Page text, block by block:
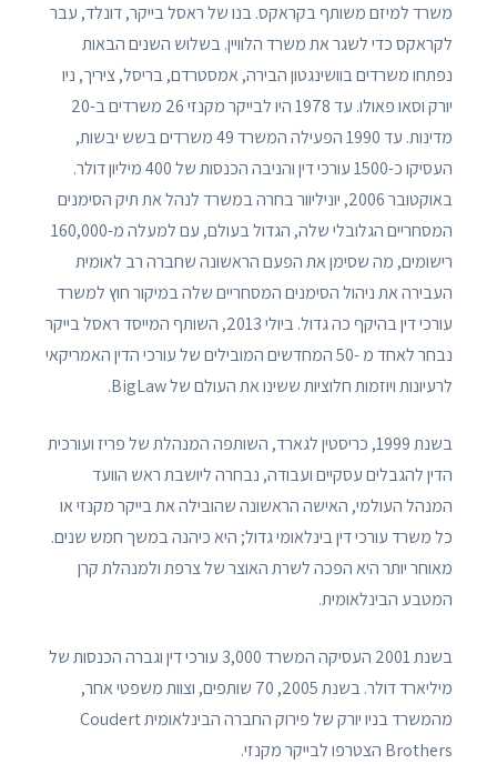
משרד למיזם משותף בקראקס. בנו של ראסל בייקר, דונלד, עבר
לקראקס כדי לשגר את משרד הלוויין. בשלוש השנים הבאות
נפתחו משרדים בוושינגטון הבירה, אמסטרדם, בריסל, ציריך, ניו
יורק וסאו פאולו. עד 1978 היו לבייקר מקנזי 26 משרדים ב-20
מדינות. עד 1990 הפעילה המשרד 49 משרדים בשש יבשות,
העסיקו כ-1500 עורכי דין והניבה הכנסות של 400 מיליון דולר.
באוקטובר 2006, יוניליוור בחרה במשרד לנהל את תיק הסימנים
המסחריים הגלובלי שלה, הגדול בעולם, עם למעלה מ-160,000
רישומים, מה שסימן את הפעם הראשונה שחברה רב לאומית
העבירה את ניהול הסימנים המסחריים שלה במיקור חוץ למשרד
עורכי דין בהיקף כה גדול. ביולי 2013, השותף המייסד ראסל בייקר
נבחר לאחד מ -50 המחדשים המובילים של עורכי הדין האמריקאי
לרעיונות ויוזמות חלוציות ששינו את העולם של BigLaw.
בשנת 1999, כריסטין לגארד, השותפה המנהלת של פריז ועורכית
הדין להגבלים עסקיים ועבודה, נבחרה ליושבת ראש הוועד
המנהל העולמי, האישה הראשונה שהובילה את בייקר מקנזי או
כל משרד עורכי דין בינלאומי גדול; היא כיהנה במשך חמש שנים.
מאוחר יותר היא הפכה לשרת האוצר של צרפת ולמנהלת קרן
המטבע הבינלאומית.
בשנת 2001 העסיקה המשרד 3,000 עורכי דין וגברה הכנסות של
מיליארד דולר. בשנת 2005, 70 שותפים, וצוות משפטי אחר,
מהמשרד בניו יורק של פירוק החברה הבינלאומית Coudert
Brothers הצטרפו לבייקר מקנזי.